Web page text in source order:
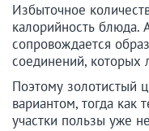
Избыточное
калорийность блюда.
сопровождается
соединений, которых
Поэтому золотистый
вариантом, тогда как
участки пользы уже